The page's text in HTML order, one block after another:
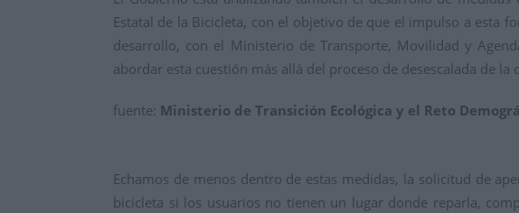
Estatal de la Bicicleta, con el objetivo de que el impulso a esta
desarrollo, con el Ministerio de Transporte, Movilidad y
abordar esta cuestión más allá del proceso de desescalada de la
fuente: Ministerio de Transición Ecológica y el Reto
Echamos de menos dentro de estas medidas, la solicitud de
bicicleta si los usuarios no tienen un lugar donde reparla,